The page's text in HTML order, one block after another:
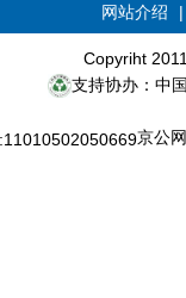
网站介绍
Copyriht
支持协办：中
京公